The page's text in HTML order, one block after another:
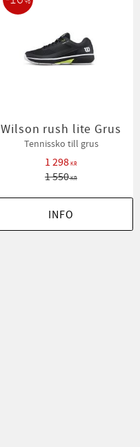
Wilson rush lite Grus
Tennissko till grus
1 298KR
1 550KR
INFO